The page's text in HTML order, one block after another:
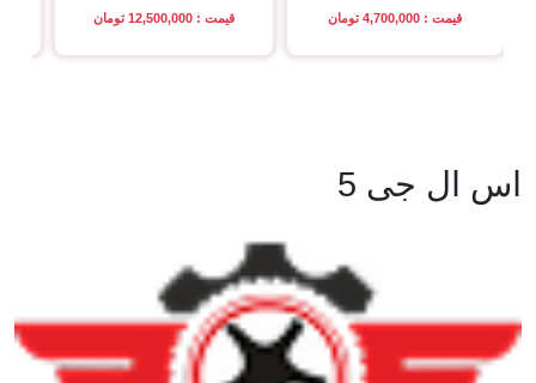
قیمت : 4,700,000 تومان قیمت : 12,500,000 تومان
اس ال جی 5